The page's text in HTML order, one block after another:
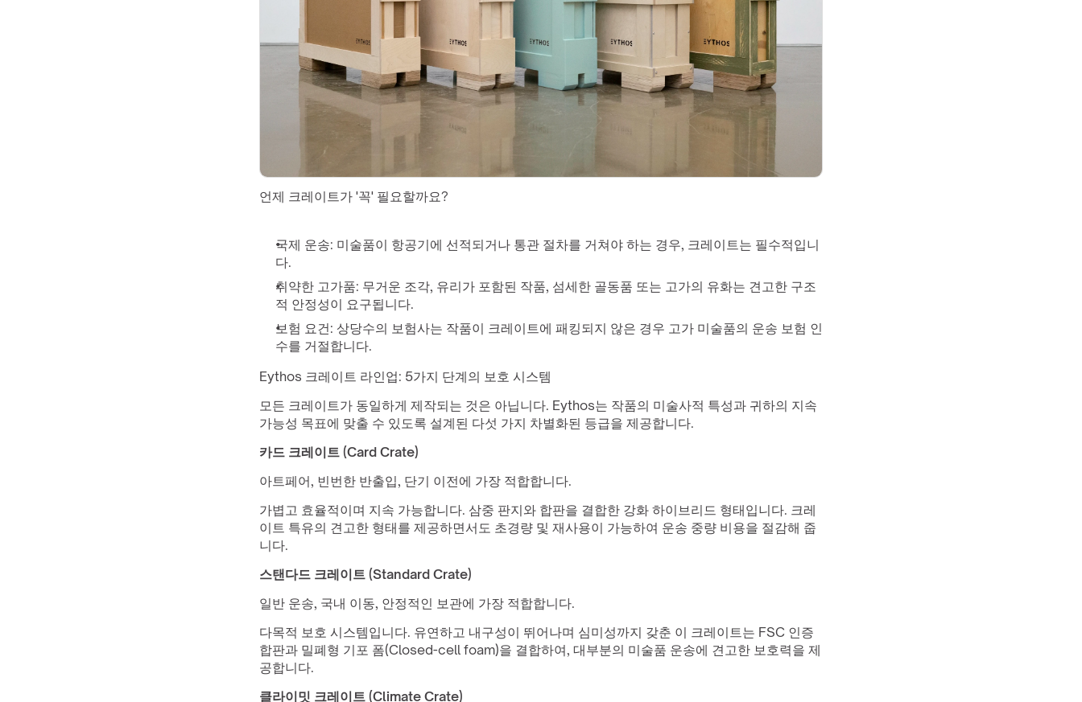
언제 크레이트가 '꼭' 필요할까요?
국제 운송: 미술품이 항공기에 선적되거나 통관 절차를 거쳐야 하는 경우, 크레이트는 필수적입니
다.
취약한 고가품: 무거운 조각, 유리가 포함된 작품, 섬세한 골동품 또는 고가의 유화는 견고한 구조
적 안정성이 요구됩니다.
보험 요건: 상당수의 보험사는 작품이 크레이트에 패킹되지 않은 경우 고가 미술품의 운송 보험 인
수를 거절합니다.
Eythos 크레이트 라인업: 5가지 단계의 보호 시스템
모든 크레이트가 동일하게 제작되는 것은 아닙니다. Eythos는 작품의 미술사적 특성과 귀하의 지속
가능성 목표에 맞출 수 있도록 설계된 다섯 가지 차별화된 등급을 제공합니다.
카드 크레이트 (Card Crate)
아트페어, 빈번한 반출입, 단기 이전에 가장 적합합니다.
가볍고 효율적이며 지속 가능합니다. 삼중 판지와 합판을 결합한 강화 하이브리드 형태입니다. 크레
이트 특유의 견고한 형태를 제공하면서도 초경량 및 재사용이 가능하여 운송 중량 비용을 절감해 줍
니다.
스탠다드 크레이트 (Standard Crate)
일반 운송, 국내 이동, 안정적인 보관에 가장 적합합니다.
다목적 보호 시스템입니다. 유연하고 내구성이 뛰어나며 심미성까지 갖춘 이 크레이트는 FSC 인증
합판과 밀폐형 기포 폼(Closed-cell foam)을 결합하여, 대부분의 미술품 운송에 견고한 보호력을 제
공합니다.
클라이밋 크레이트 (Climate Crate)